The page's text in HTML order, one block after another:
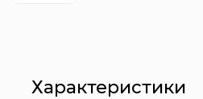
Характеристики